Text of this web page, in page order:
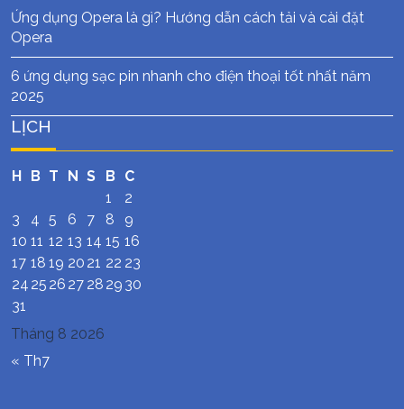
Ứng dụng Opera là gì? Hướng dẫn cách tải và cài đặt
Opera
6 ứng dụng sạc pin nhanh cho điện thoại tốt nhất năm
2025
LỊCH
Tháng 8 2026
H B T N S B C
1
2
3
4 5 6 7 8
9
10 11 12 13 14 15 16
17 18 19 20 21 22 23
24 25 26 27 28 29 30
31
« Th7